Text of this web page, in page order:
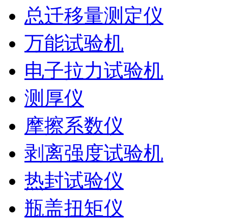
总迁移量测定仪
万能试验机
电子拉力试验机
测厚仪
摩擦系数仪
剥离强度试验机
热封试验仪
瓶盖扭矩仪